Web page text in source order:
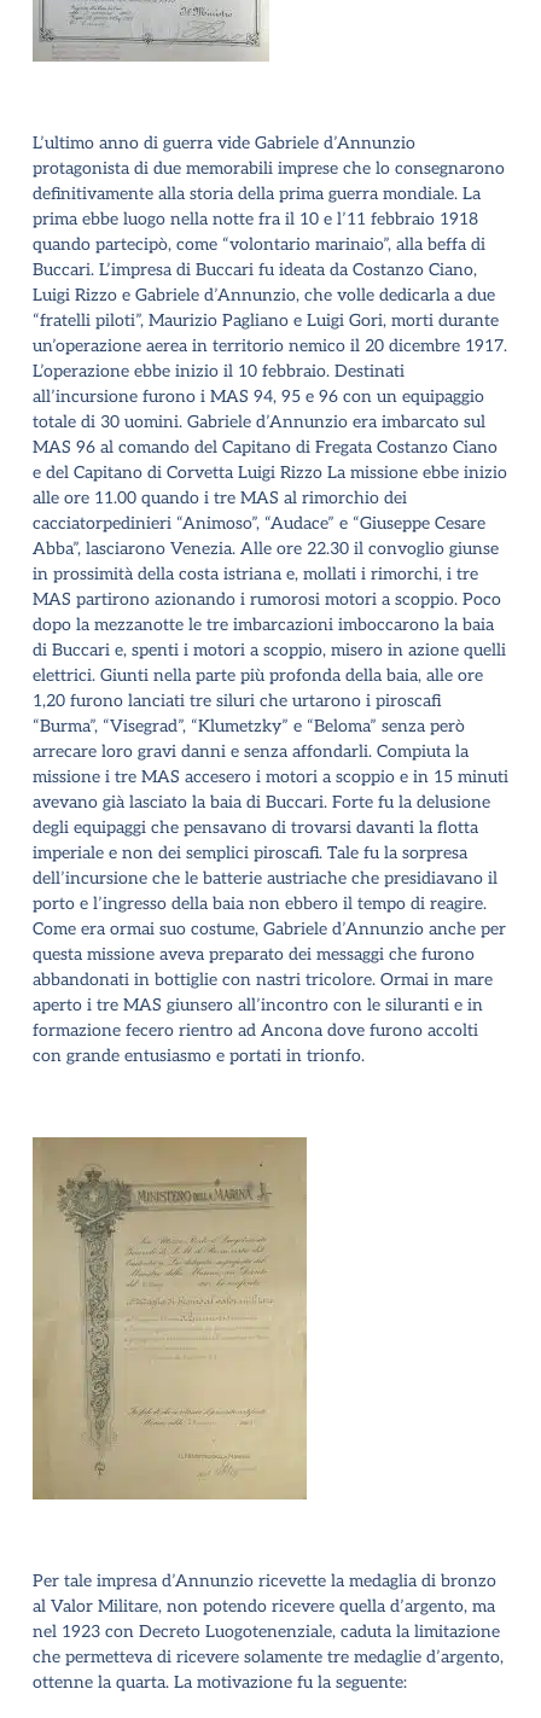
L’ultimo anno di guerra vide Gabriele d’Annunzio
protagonista di due memorabili imprese che lo consegnarono
definitivamente alla storia della prima guerra mondiale. La
prima ebbe luogo nella notte fra il 10 e l’11 febbraio 1918
quando partecipò, come “volontario marinaio”, alla beffa di
Buccari. L’impresa di Buccari fu ideata da Costanzo Ciano,
Luigi Rizzo e Gabriele d’Annunzio, che volle dedicarla a due
“fratelli piloti”, Maurizio Pagliano e Luigi Gori, morti durante
un’operazione aerea in territorio nemico il 20 dicembre 1917.
L’operazione ebbe inizio il 10 febbraio. Destinati
all’incursione furono i MAS 94, 95 e 96 con un equipaggio
totale di 30 uomini. Gabriele d’Annunzio era imbarcato sul
MAS 96 al comando del Capitano di Fregata Costanzo Ciano
e del Capitano di Corvetta Luigi Rizzo La missione ebbe inizio
alle ore 11.00 quando i tre MAS al rimorchio dei
cacciatorpedinieri “Animoso”, “Audace” e “Giuseppe Cesare
Abba”, lasciarono Venezia. Alle ore 22.30 il convoglio giunse
in prossimità della costa istriana e, mollati i rimorchi, i tre
MAS partirono azionando i rumorosi motori a scoppio. Poco
dopo la mezzanotte le tre imbarcazioni imboccarono la baia
di Buccari e, spenti i motori a scoppio, misero in azione quelli
elettrici. Giunti nella parte più profonda della baia, alle ore
1,20 furono lanciati tre siluri che urtarono i piroscafi
“Burma”, “Visegrad”, “Klumetzky” e “Beloma” senza però
arrecare loro gravi danni e senza affondarli. Compiuta la
missione i tre MAS accesero i motori a scoppio e in 15 minuti
avevano già lasciato la baia di Buccari. Forte fu la delusione
degli equipaggi che pensavano di trovarsi davanti la flotta
imperiale e non dei semplici piroscafi. Tale fu la sorpresa
dell’incursione che le batterie austriache che presidiavano il
porto e l’ingresso della baia non ebbero il tempo di reagire.
Come era ormai suo costume, Gabriele d’Annunzio anche per
questa missione aveva preparato dei messaggi che furono
abbandonati in bottiglie con nastri tricolore. Ormai in mare
aperto i tre MAS giunsero all’incontro con le siluranti e in
formazione fecero rientro ad Ancona dove furono accolti
con grande entusiasmo e portati in trionfo.
Per tale impresa d’Annunzio ricevette la medaglia di bronzo
al Valor Militare, non potendo ricevere quella d’argento, ma
nel 1923 con Decreto Luogotenenziale, caduta la limitazione
che permetteva di ricevere solamente tre medaglie d’argento,
ottenne la quarta. La motivazione fu la seguente: